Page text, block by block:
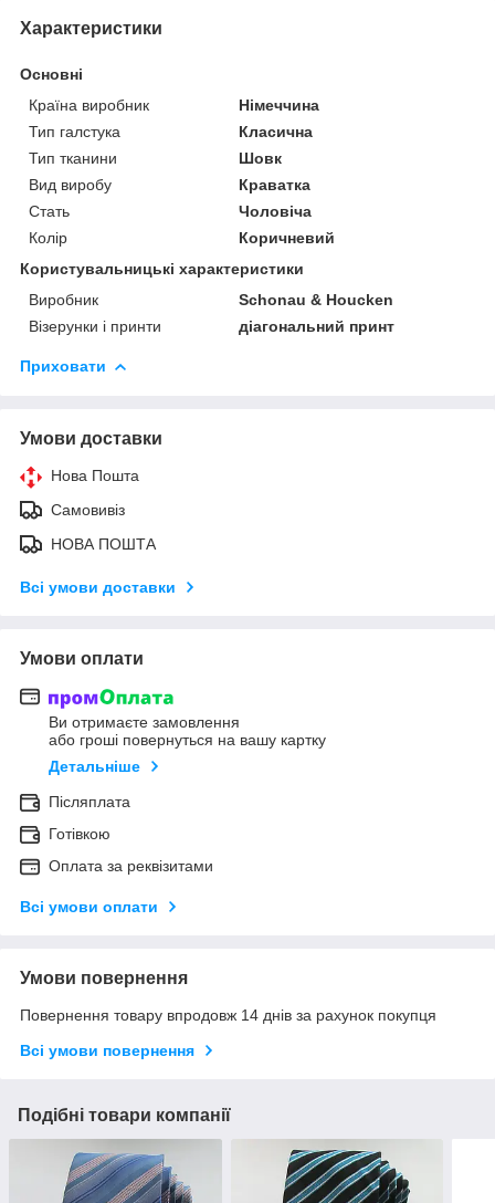
Характеристики
Основні
Країна виробник
Німеччина
Тип галстука
Класична
Тип тканини
Шовк
Вид виробу
Краватка
Стать
Чоловіча
Колір
Коричневий
Користувальницькі характеристики
Виробник
Schonau & Houcken
Візерунки і принти
діагональний принт
Приховати
Умови доставки
Нова Пошта
Самовивіз
НОВА ПОШТА
Всі умови доставки
Умови оплати
Ви отримаєте замовлення
або гроші повернуться на вашу картку
Детальніше
Післяплата
Готівкою
Оплата за реквізитами
Всі умови оплати
Умови повернення
Повернення товару впродовж 14 днів за рахунок покупця
Всі умови повернення
Подібні товари компанії